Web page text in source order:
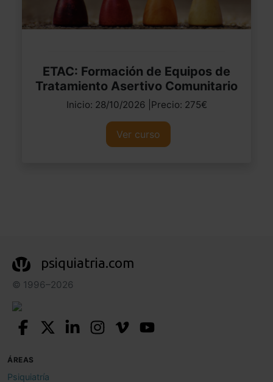
ETAC: Formación de Equipos de
Tratamiento Asertivo Comunitario
Inicio: 28/10/2026 |Precio: 275€
Ver curso
psiquiatria.com
© 1996–2026
ÁREAS
Psiquiatría